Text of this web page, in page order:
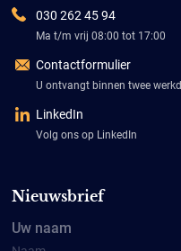
030 262 45 94
Ma t/m vrij 08:00 tot 17:00
Contactformulier
U ontvangt binnen twee
LinkedIn
Volg ons op LinkedIn
Nieuwsbrief
Uw naam